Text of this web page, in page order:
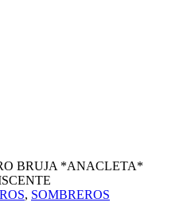
BRUJA *ANACLETA*
, SOMBREROS